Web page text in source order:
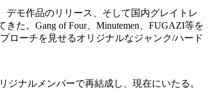
デモ作品のリリース、そして国内グレイトレ
た。Gang of Four、Minutemen、FUGAZI等を
ローチを見せるオリジナルなジャンク/ハード
ジナルメンバーで再結成し、現在にいたる。